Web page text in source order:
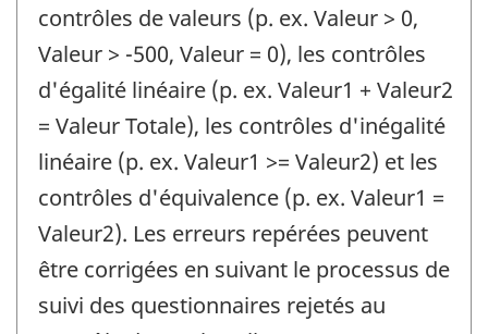
contrôles de valeurs (p. ex. Valeur > 0,
Valeur > -500, Valeur = 0), les contrôles
d'égalité linéaire (p. ex. Valeur1 + Valeur2
= Valeur Totale), les contrôles d'inégalité
linéaire (p. ex. Valeur1 >= Valeur2) et les
contrôles d'équivalence (p. ex. Valeur1 =
Valeur2). Les erreurs repérées peuvent
être corrigées en suivant le processus de
suivi des questionnaires rejetés au